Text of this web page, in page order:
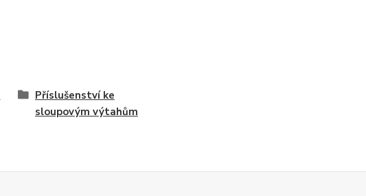
Příslušenství ke
sloupovým výtahům